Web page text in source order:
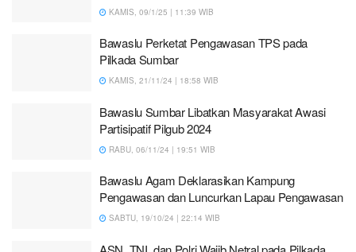
KAMIS, 09/1/25 | 11:39 WIB
Bawaslu Perketat Pengawasan TPS pada
Pilkada Sumbar
KAMIS, 21/11/24 | 18:58 WIB
Bawaslu Sumbar Libatkan Masyarakat Awasi
Partisipatif Pilgub 2024
RABU, 06/11/24 | 19:51 WIB
Bawaslu Agam Deklarasikan Kampung
Pengawasan dan Luncurkan Lapau Pengawasan
SABTU, 19/10/24 | 22:14 WIB